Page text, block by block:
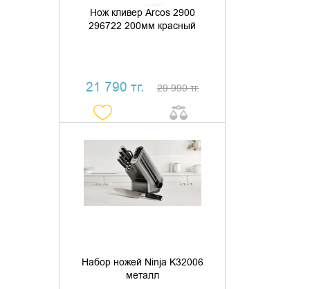
Нож кливер Arcos 2900
296722 200мм красный
21 790 тг. 29 990 тг.
Набор ножей Ninja K32006
металл
ДОБАВИТЬ В КОРЗИНУ
КУПИТЬ В 1 КЛИК